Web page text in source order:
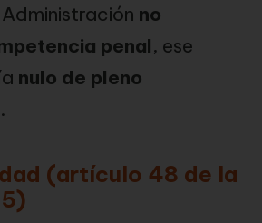
no
penal, ese
nulo de pleno
.
(artículo 48 de la